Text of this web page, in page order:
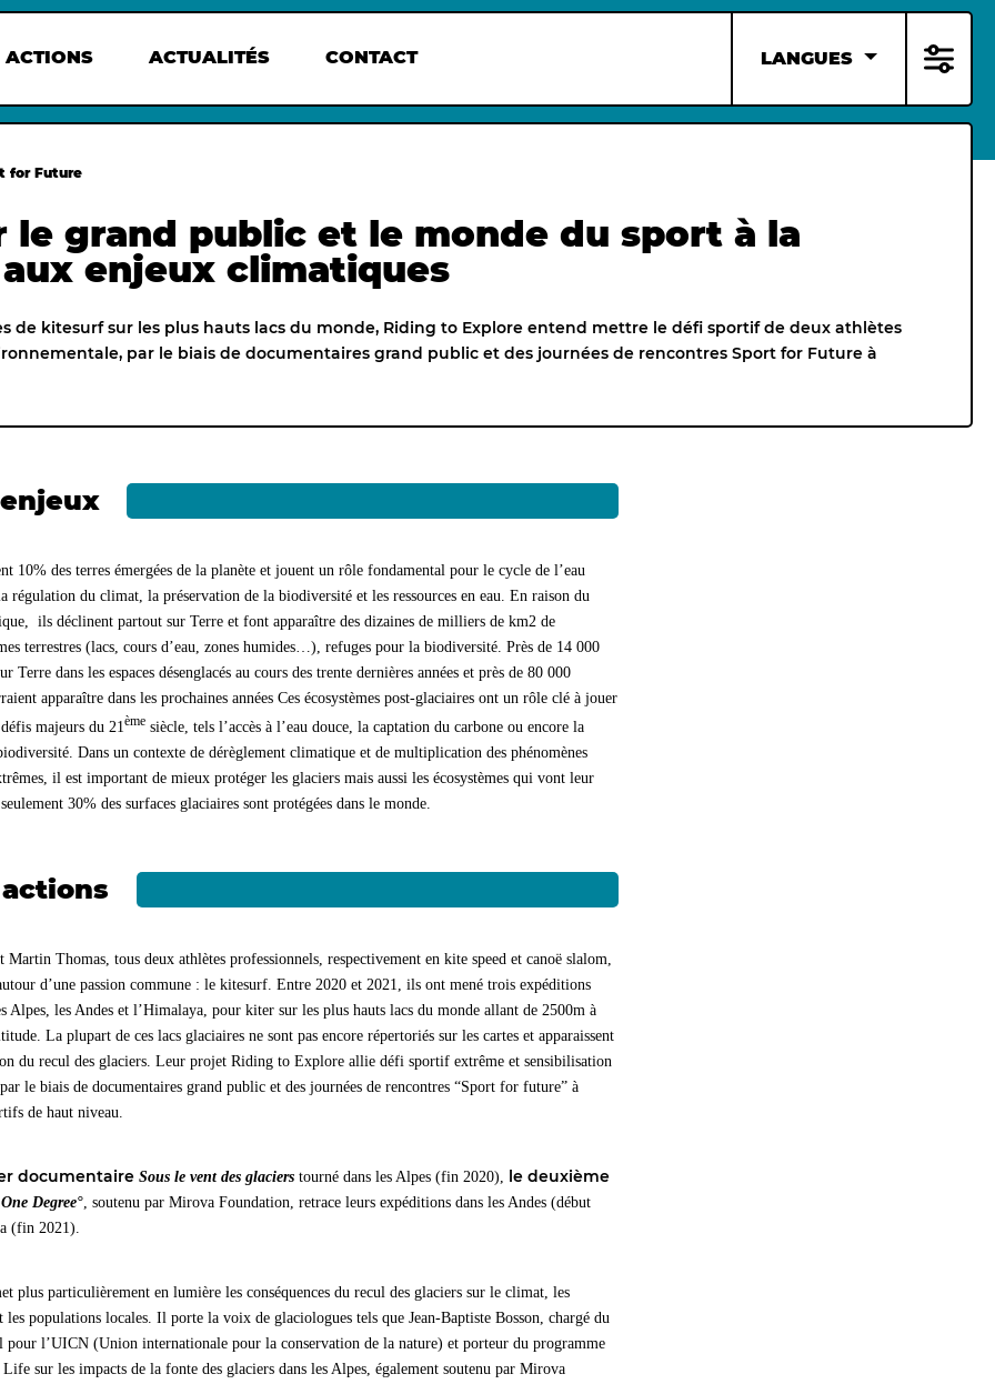
ACTIONS ACTUALITÉS CONTACT LANGUES
for Future
le grand public et le monde du sport à la
enjeux climatiques
de kitesurf sur les plus hauts lacs du monde, Riding to Explore entend mettre le défi sportif de deux athlètes
par le biais de documentaires grand public et des journées de rencontres Sport for Future à
10% des terres émergées de la planète et jouent un rôle fondamental pour le cycle de l’eau
régulation du climat, la préservation de la biodiversité et les ressources en eau. En raison du
ils déclinent partout sur Terre et font apparaître des dizaines de milliers de km2 de
terrestres (lacs, cours d’eau, zones humides…), refuges pour la biodiversité. Près de 14 000
Terre dans les espaces désenglacés au cours des trente dernières années et près de 80 000
apparaître dans les prochaines années Ces écosystèmes post-glaciaires ont un rôle clé à jouer
majeurs du 21èmesiècle, tels l’accès à l’eau douce, la captation du carbone ou encore la
Dans un contexte de dérèglement climatique et de multiplication des phénomènes
il est important de mieux protéger les glaciers mais aussi les écosystèmes qui vont leur
30% des surfaces glaciaires sont protégées dans le monde.
Thomas, tous deux athlètes professionnels, respectivement en kite speed et canoë slalom,
d’une passion commune : le kitesurf. Entre 2020 et 2021, ils ont mené trois expéditions
Alpes, les Andes et l’Himalaya, pour kiter sur les plus hauts lacs du monde allant de 2500m à
La plupart de ces lacs glaciaires ne sont pas encore répertoriés sur les cartes et apparaissent
du recul des glaciers. Leur projet Riding to Explore allie défi sportif extrême et sensibilisation
le biais de documentaires grand public et des journées de rencontres “Sport for future” à
de haut niveau.
documentaire Sous le vent des glacierstourné dans les Alpes (fin 2020), le deuxième
One Degree°, soutenu par Mirova Foundation, retrace leurs expéditions dans les Andes (début
(fin 2021).
plus particulièrement en lumière les conséquences du recul des glaciers sur le climat, les
les populations locales. Il porte la voix de glaciologues tels que Jean-Baptiste Bosson, chargé du
pour l’UICN (Union internationale pour la conservation de la nature) et porteur du programme
sur les impacts de la fonte des glaciers dans les Alpes, également soutenu par Mirova